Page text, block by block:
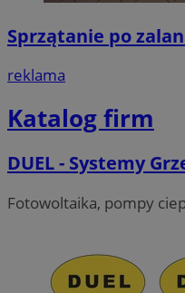
Sprzątanie po
reklama
Katalog firm
DUEL - Systemy
Fotowoltaika, pompy